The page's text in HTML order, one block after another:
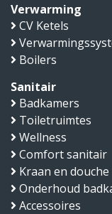
Verwarming
CV Ketels
Boilers
Sanitair
Badkamers
Toiletruimtes
Wellness
Comfort sanitair
Kraan en douche
Onderhoud
Accessoires